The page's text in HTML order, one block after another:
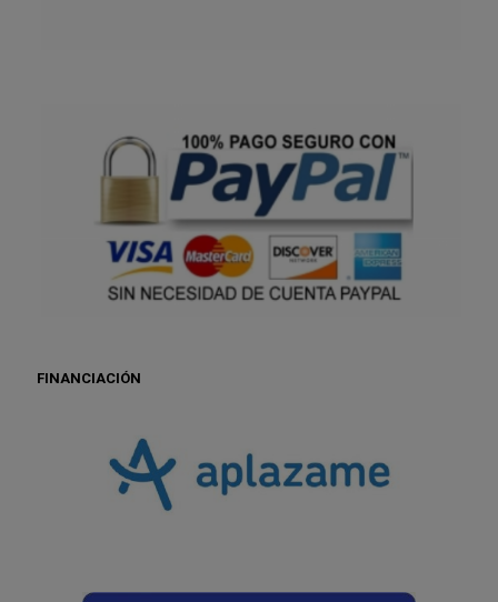
FINANCIACIÓN